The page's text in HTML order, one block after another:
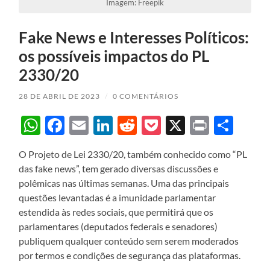
Imagem: Freepik
Fake News e Interesses Políticos:
os possíveis impactos do PL
2330/20
28 DE ABRIL DE 2023 / 0 COMENTÁRIOS
WhatsApp
Facebook
EmailLinkedIn
Reddit
Pocket
X Print
O Projeto de Lei 2330/20, também conhecido como “PL
das fake news”, tem gerado diversas discussões e
polêmicas nas últimas semanas. Uma das principais
questões levantadas é a imunidade parlamentar
estendida às redes sociais, que permitirá que os
parlamentares (deputados federais e senadores)
publiquem qualquer conteúdo sem serem moderados
por termos e condições de segurança das plataformas.